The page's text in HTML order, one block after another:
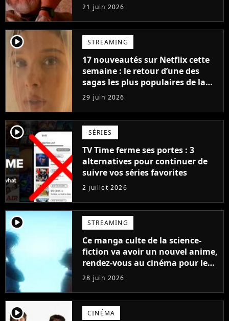
21 juin 2026
player2 STREAMING
17 nouveautés sur Netflix cette
semaine : le retour d’une des
sagas les plus populaires de la
plateforme et un nouveau
contenu interactif
29 juin 2026
player2 SÉRIES
TV Time ferme ses portes : 3
alternatives pour continuer de
suivre vos séries favorites
2 juillet 2026
player2 STREAMING
Ce manga culte de la science-
fiction va avoir un nouvel anime,
rendez-vous au cinéma pour le
voir avant tout le monde
28 juin 2026
player2 CINÉMA